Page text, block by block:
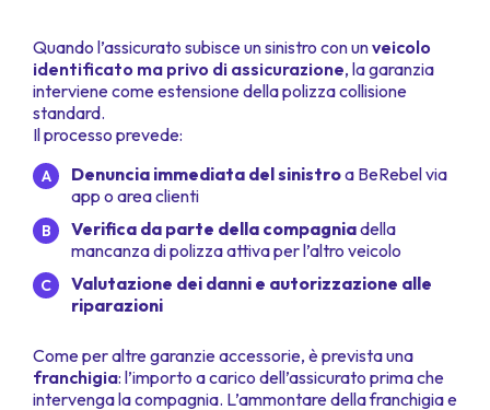
Quando l’assicurato subisce un sinistro con unveicolo
identificato ma privo di assicurazione, la garanzia
interviene come estensione della polizza collisione
standard.
Il processo prevede:
Denuncia immediata del sinistroa BeRebel via
app o area clienti
Verifica da parte della compagniadella
mancanza di polizza attiva per l’altro veicolo
Valutazione dei danni e autorizzazione alle
riparazioni
Come per altre garanzie accessorie, è prevista una
franchigia: l’importo a carico dell’assicurato prima che
intervenga la compagnia. L’ammontare della franchigia e